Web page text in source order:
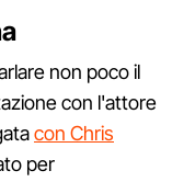
non poco il
con l'attore
con Chris
per